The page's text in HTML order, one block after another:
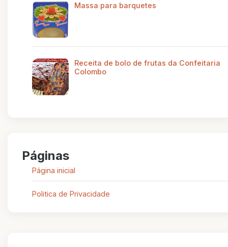
Massa para barquetes
Receita de bolo de frutas da Confeitaria
Colombo
Páginas
Página inicial
Politica de Privacidade